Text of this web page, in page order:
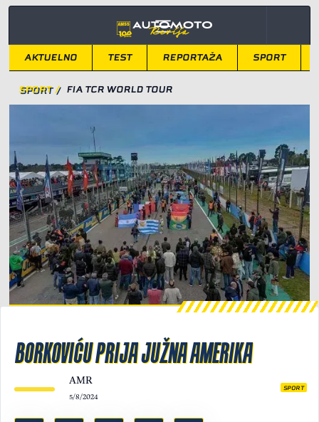
Light/Dark mode
AKTUELNO TEST REPORTAŽA SPORT
SPORT / FIA TCR WORLD TOUR
BORKOVIĆU PRIJA JUŽNA AMERIKA
AMR
5/8/2024
SPORT